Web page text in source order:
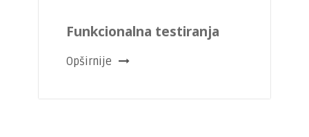
Funkcionalna testiranja
Opširnije